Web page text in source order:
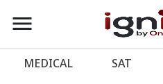
account_balance หน้าแรก
menu
MEDICAL SAT